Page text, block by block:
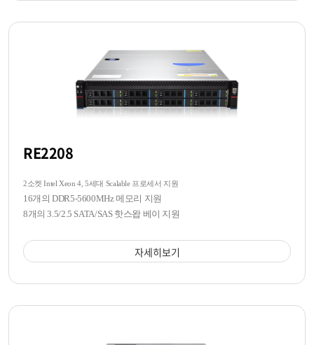
RE2208
2소켓 Intel Xeon 4, 5세대 Scalable 프로세서 지원
16개의 DDR5-5600MHz 메모리 지원
8개의 3.5/2.5 SATA/SAS 핫스왑 베이 지원
자세히보기